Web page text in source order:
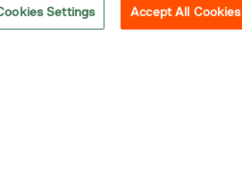
Settings Accept All Cookies